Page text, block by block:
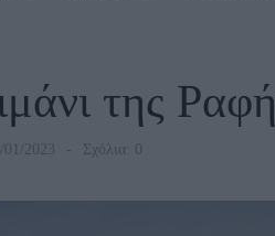
της
2023 Σχόλια: 0